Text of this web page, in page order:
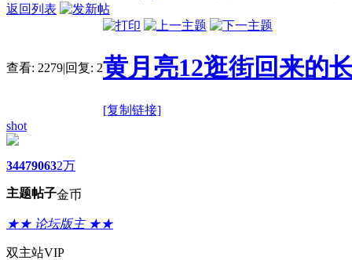
返回列表
查看: 2279|回复: 2黄月亮12逛街回来的
[复制链接]
shot
3447
主题
9063
帖子
2万
金币
★★ 论坛版主 ★★
双主站VIP